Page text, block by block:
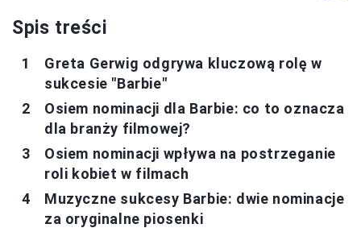
Spis treści
Greta Gerwig odgrywa kluczową rolę w
sukcesie "Barbie"
Osiem nominacji dla Barbie: co to oznacza
dla branży filmowej?
Osiem nominacji wpływa na postrzeganie
roli kobiet w filmach
Muzyczne sukcesy Barbie: dwie nominacje
za oryginalne piosenki